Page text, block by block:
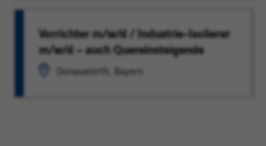
Vorrichter m/w/d / Industrie-Isolierer
m/w/d – auch Quereinsteigende
Donauwörth, Bayern